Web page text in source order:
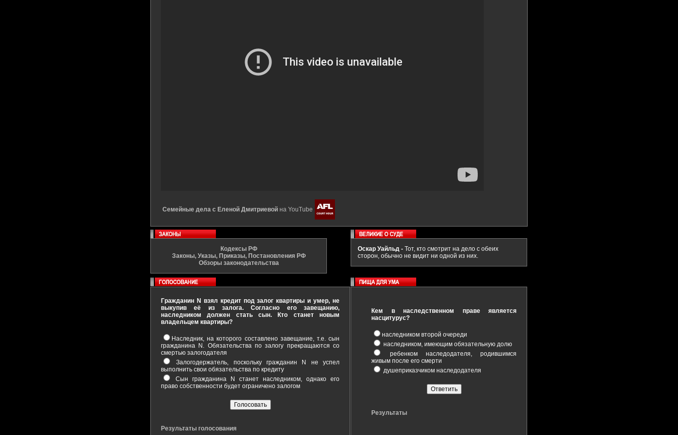
Семейные дела с Еленой Дмитриевой на YouTube
Кодексы РФ
Законы, Указы, Приказы, Постановления РФ
Обзоры законодательства
Оскар Уайльд - Тот, кто смотрит на дело с обеих
сторон, обычно не видит ни одной из них.
Гражданин N взял кредит под залог квартиры и умер, не
выкупив её из залога. Согласно его завещанию,
наследником должен стать сын. Кто станет новым
владельцем квартиры?
Наследник, на которого составлено завещание, т.е. сын
гражданина N. Обязательства по залогу прекращаются со
смертью залогодателя
Залогодержатель, поскольку гражданин N не успел
выполнить свои обязательства по кредиту
Сын гражданина N станет наследником, однако его
право собственности будет ограничено залогом
Результаты голосования
Кем в наследственном праве является
насцитурус?
наследником второй очереди
наследником, имеющим обязательную долю
ребенком наследодателя, родившимся
живым после его смерти
душеприказчиком наследодателя
Результаты